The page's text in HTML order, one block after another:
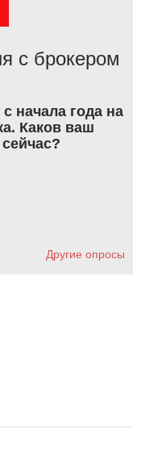
с брокером
начала года на
Каков ваш
Другие опросы